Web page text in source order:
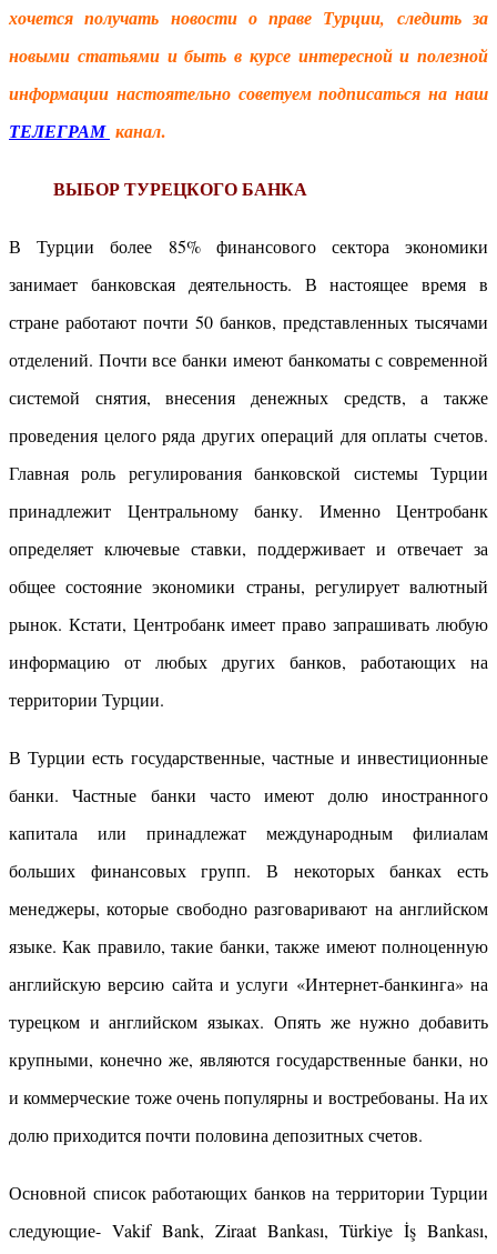
хочется получать новости о праве Турции, следить за
новыми статьями и быть в курсе интересной и полезной
информации настоятельно советуем подписаться на наш
ТЕЛЕГРАМ канал.
ВЫБОР ТУРЕЦКОГО БАНКА
В Турции более 85% финансового сектора экономики
занимает банковская деятельность. В настоящее время в
стране работают почти 50 банков, представленных тысячами
отделений. Почти все банки имеют банкоматы с современной
системой снятия, внесения денежных средств, а также
проведения целого ряда других операций для оплаты счетов.
Главная роль регулирования банковской системы Турции
принадлежит Центральному банку. Именно Центробанк
определяет ключевые ставки, поддерживает и отвечает за
общее состояние экономики страны, регулирует валютный
рынок. Кстати, Центробанк имеет право запрашивать любую
информацию от любых других банков, работающих на
территории Турции.
В Турции есть государственные, частные и инвестиционные
банки. Частные банки часто имеют долю иностранного
капитала или принадлежат международным филиалам
больших финансовых групп. В некоторых банках есть
менеджеры, которые свободно разговаривают на английском
языке. Как правило, такие банки, также имеют полноценную
английскую версию сайта и услуги «Интернет-банкинга» на
турецком и английском языках. Опять же нужно добавить
крупными, конечно же, являются государственные банки, но
и коммерческие тоже очень популярны и востребованы. На их
долю приходится почти половина депозитных счетов.
Основной список работающих банков на территории Турции
следующие- Vakif Bank, Ziraat Bankası, Türkiye İş Bankası,